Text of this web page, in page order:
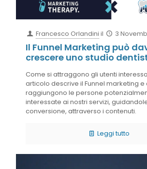
Francesco Orlandini il 3
Il Funnel Marketing può
crescere uno studio
Come si attraggono gli utenti
articolo descrive il Funnel marketing e
raggiungono le persone
interessate ai nostri servizi,
conversione, attraverso i contenuti.
Leggi tutto